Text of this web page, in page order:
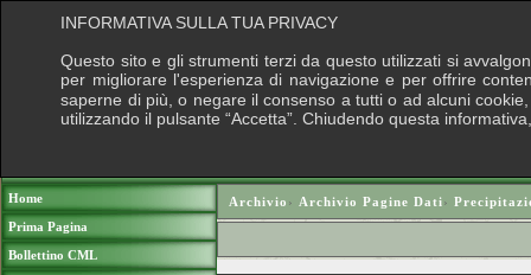
Home
Prima Pagina
Bollettino CML
Archivio › Archivio Pagine Dati›
INFORMATIVA SULLA TUA PRIVACY
Questo sito e gli strumenti terzi da questo utilizzati si
per migliorare l'esperienza di navigazione e per offrire
saperne di più, o negare il consenso a tutti o ad alcuni
utilizzando il pulsante “Accetta”. Chiudendo questa